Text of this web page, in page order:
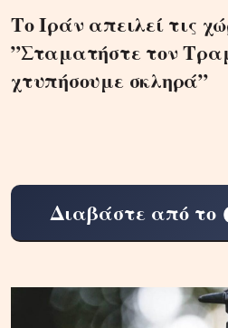
Το Ιράν απειλεί τις
”Σταματήστε τον
χτυπήσουμε σκληρά”
Διαβάστε από το